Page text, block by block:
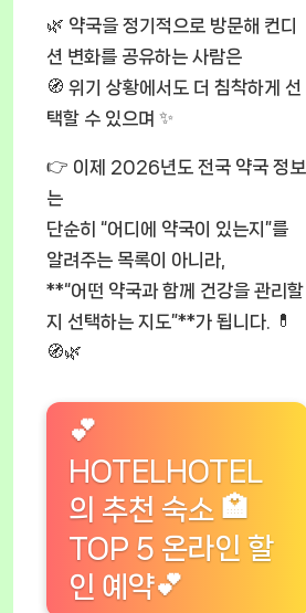
🌿 약국을 정기적으로 방문해 컨디
션 변화를 공유하는 사람은
🧭 위기 상황에서도 더 침착하게 선
택할 수 있으며 ✨
👉 이제 2026년도 전국 약국 정보
는
단순히 “어디에 약국이 있는지”를
알려주는 목록이 아니라,
**“어떤 약국과 함께 건강을 관리할
지 선택하는 지도”**가 됩니다. 💊
🧭🌿
💕
HOTELHOTEL
의 추천 숙소 🏩
TOP 5 온라인 할
인 예약💕